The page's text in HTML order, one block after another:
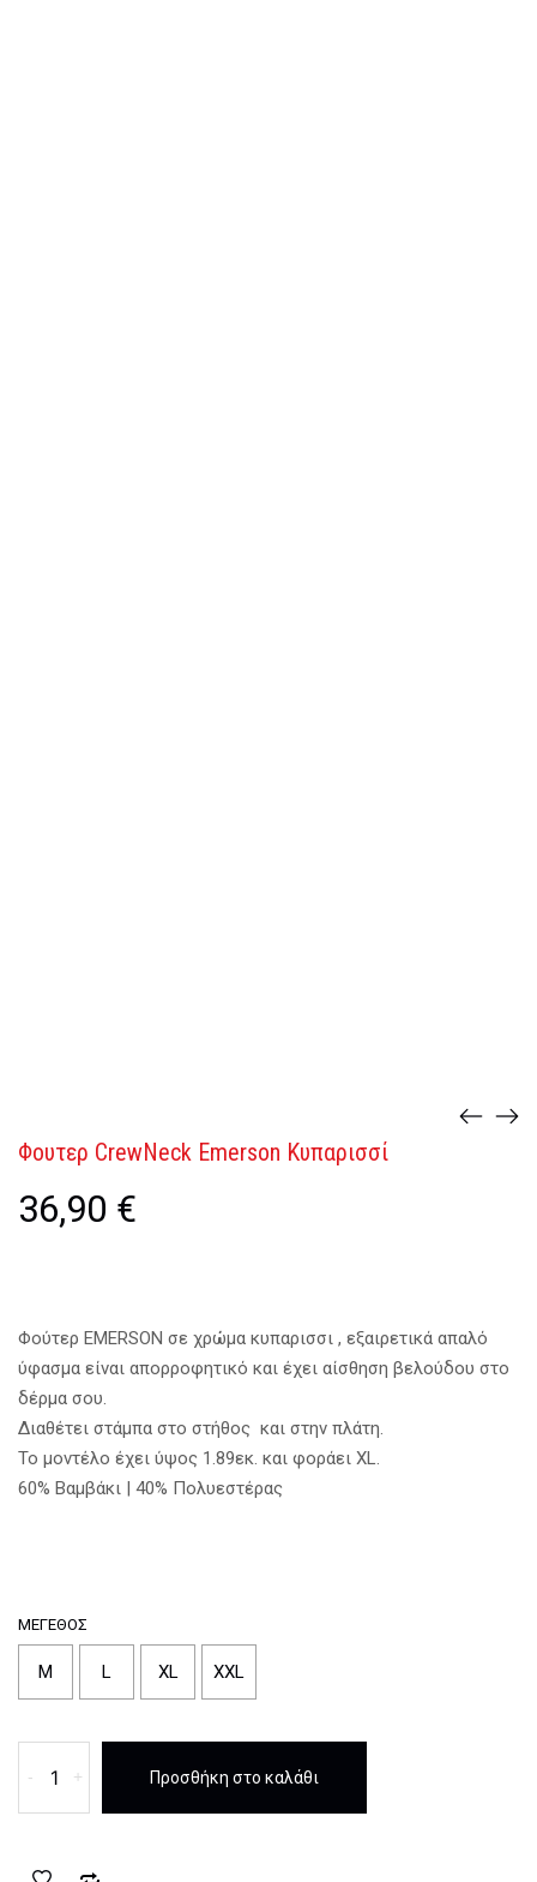
Φουτερ CrewNeck Emerson Κυπαρισσί
36,90 €
Φούτερ EMERSON σε χρώμα κυπαρισσι , εξαιρετικά απαλό
ύφασμα είναι απορροφητικό και έχει αίσθηση βελούδου στο
δέρμα σου.
Διαθέτει στάμπα στο στήθος και στην πλάτη.
Το μοντέλο έχει ύψος 1.89εκ. και φοράει XL.
60% Βαμβάκι | 40% Πολυεστέρας
ΜΈΓΕΘΟΣ
M L XL XXL
-
CrewNeck
Emerson
ποσότητα
+ Προσθήκη στο καλάθι